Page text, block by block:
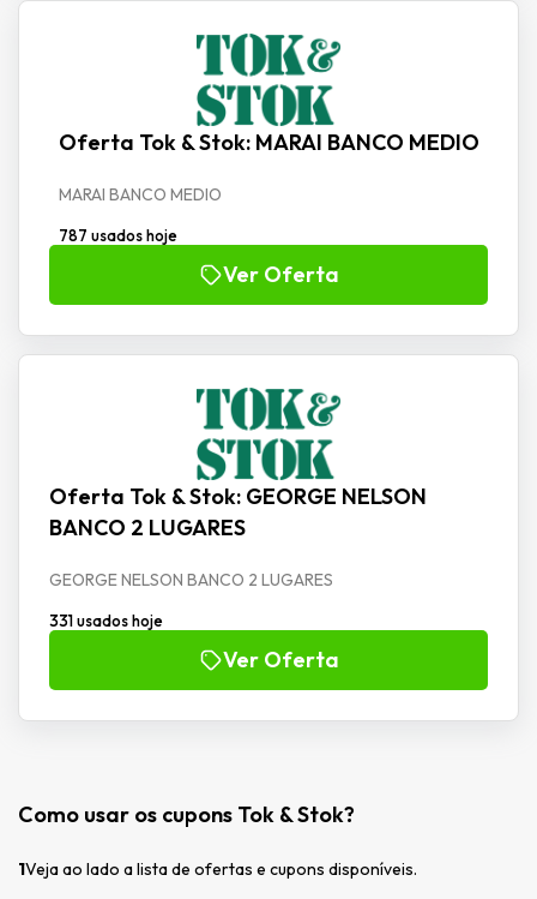
Oferta Tok & Stok: MARAI BANCO MEDIO
MARAI BANCO MEDIO
787 usados hoje
Ver Oferta
Oferta Tok & Stok: GEORGE NELSON
BANCO 2 LUGARES
GEORGE NELSON BANCO 2 LUGARES
331 usados hoje
Ver Oferta
Como usar os cupons Tok & Stok?
1Veja ao lado a lista de ofertas e cupons disponíveis.